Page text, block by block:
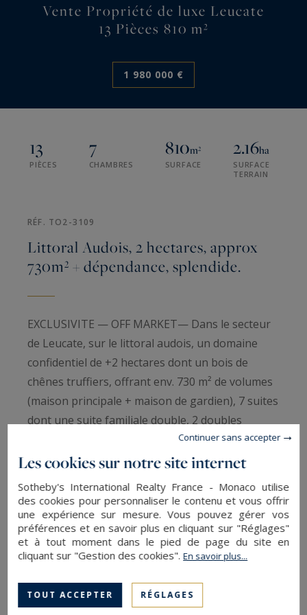
Vente Propriété de luxe Leucate
13 Pièces 810 m²
1 980 000 €
13
PIÈCES
7
CHAMBRES
810m²
SURFACE
2.16ha
SURFACE
TERRAIN
RÉF. TO2-3109
Littoral Audois, 2 hectares, approx
730m² + dépendance, splendide.
EXCLUSIVITE — OFF MARKET— Dans le secteur
de Leucate, sur le littoral audois, un domaine
confidentiel de +2 hectares dont un bois de
chênes truffiers, offrant env. 730 m² de volumes
(maison principale + maison de gardien), 7 suites
dont une suite familiale double, 2 doubles
salons, une bibliothèque avec vue dominante
jusqu’à la mer de vastes terrasses en cascade, 1
débordement et 1 pavillon indépendant
(garage/yoga/cinéma/salle de sport), et une cave
a vin avec espace dégustation. Ancienne
propriété agricole, la rénovation a été conduite
matériaux biosourcés et équipements haut de
Les cookies sur notre site internet
Sotheby's International Realty France - Monaco utilise
des cookies pour personnaliser le contenu et vous offrir
une expérience sur mesure. Vous pouvez gérer vos
préférences et en savoir plus en cliquant sur "Réglages"
et à tout moment dans le pied de page du site en
cliquant sur "Gestion des cookies".En savoir plus...
TOUT ACCEPTER RÉGLAGES
Continuer sans accepter